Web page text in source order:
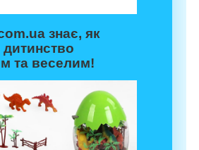
знає, як
та веселим!